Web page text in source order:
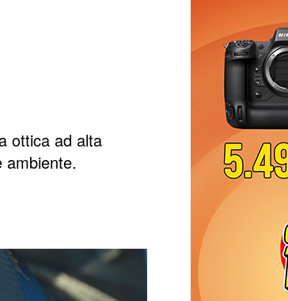
ottica ad alta
ambiente.